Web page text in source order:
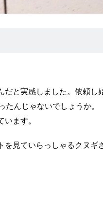
だと実感しました。依頼し
んじゃないでしょうか。
ます。
を見ていらっしゃるクヌギ